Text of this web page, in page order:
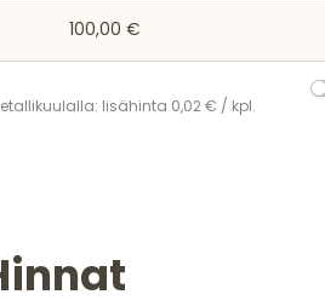
100,00 €
lisähinta 0,02 € / kpl.